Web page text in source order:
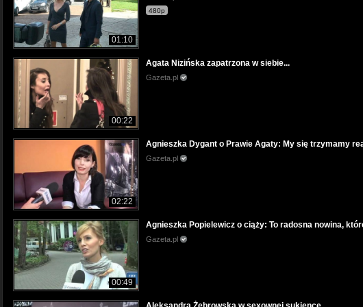
01:10
480p
00:22
Agata Nizińska zapatrzona w siebie...
Gazeta.pl
02:22
Agnieszka Dygant o Prawie Agaty: My się trzymamy
Gazeta.pl
00:49
Agnieszka Popielewicz o ciąży: To radosna nowina,
Gazeta.pl